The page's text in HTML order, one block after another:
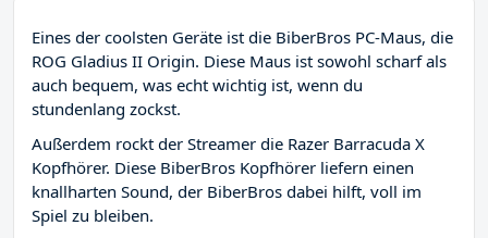
Eines der coolsten Geräte ist die BiberBros PC-Maus, die
ROG Gladius II Origin. Diese Maus ist sowohl scharf als
auch bequem, was echt wichtig ist, wenn du
stundenlang zockst.
Außerdem rockt der Streamer die Razer Barracuda X
Kopfhörer. Diese BiberBros Kopfhörer liefern einen
knallharten Sound, der BiberBros dabei hilft, voll im
Spiel zu bleiben.